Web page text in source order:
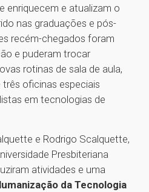
enriquecem e atualizam o
nas graduações e pós-
recém-chegados foram
e puderam trocar
rotinas de sala de aula,
oficinas especiais
em tecnologias de
e Rodrigo Scalquette,
Presbiteriana
atividades e uma
da Tecnologia